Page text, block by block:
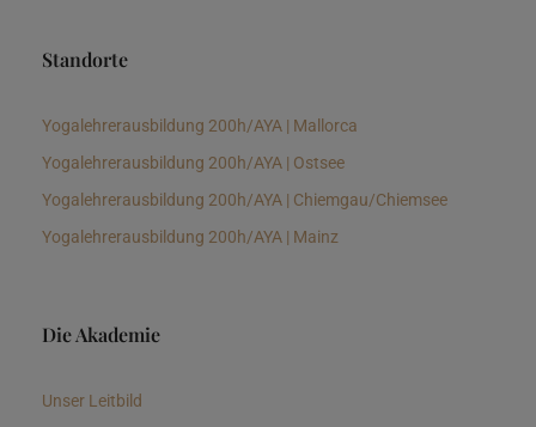
Standorte
Yogalehrerausbildung 200h/AYA | Mallorca
Yogalehrerausbildung 200h/AYA | Ostsee
Yogalehrerausbildung 200h/AYA | Chiemgau/Chiemsee
Yogalehrerausbildung 200h/AYA | Mainz
Die Akademie
Unser Leitbild